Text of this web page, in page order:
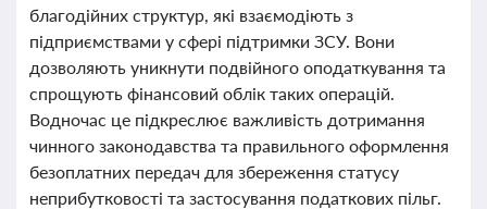
благодійних структур, які взаємодіють з
підприємствами у сфері підтримки ЗСУ. Вони
дозволяють уникнути подвійного оподаткування та
спрощують фінансовий облік таких операцій.
Водночас це підкреслює важливість дотримання
чинного законодавства та правильного оформлення
безоплатних передач для збереження статусу
неприбутковості та застосування податкових пільг.